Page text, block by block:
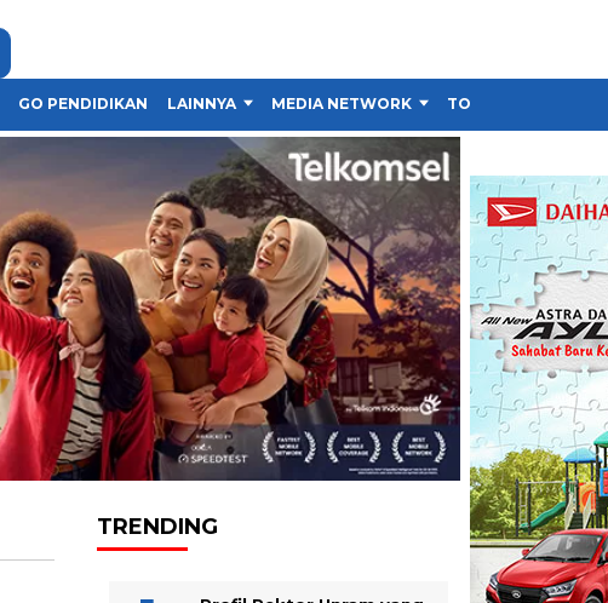
GO PENDIDIKAN LAINNYA MEDIA NETWORK TOKO
TRENDING